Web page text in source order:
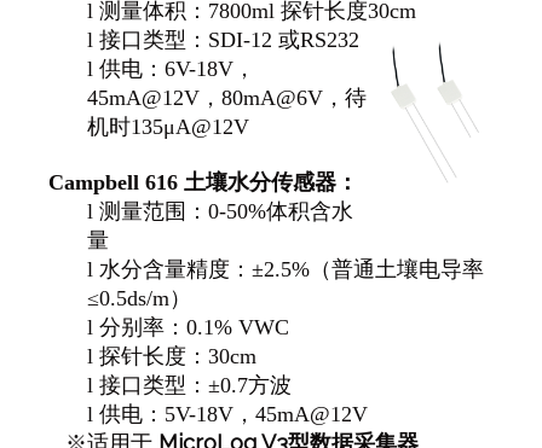
l 测量体积：7800ml 探针长度30cm
l 接口类型：SDI-12 或RS232
l 供电：6V-18V，
45mA@12V，80mA@6V，待
机时135μA@12V
Campbell 616 土壤水分传感器：
l 测量范围：0-50%体积含水
量
l 水分含量精度：±2.5%（普通土壤电导率
≤0.5ds/m）
l 分别率：0.1% VWC
l 探针长度：30cm
l 接口类型：±0.7方波
l 供电：5V-18V，45mA@12V
※适用于 MicroLog V3型数据采集器